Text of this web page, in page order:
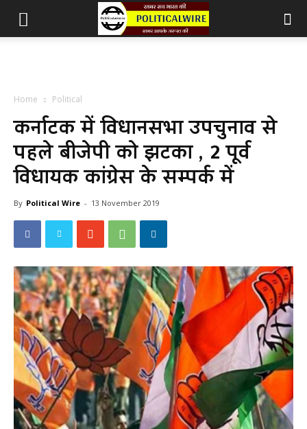
Home Political
कर्नाटक में विधानसभा उपचुनाव से
पहले बीजेपी को झटका , 2 पूर्व
विधायक कांग्रेस के सम्पर्क में
By Political Wire - 13 November 2019